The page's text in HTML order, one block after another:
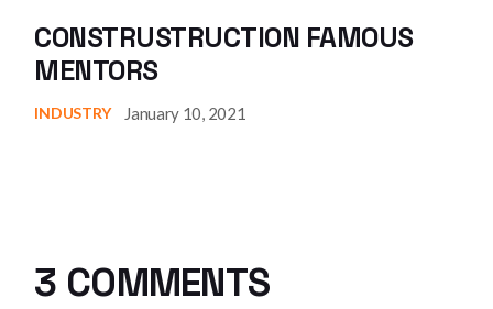
CONSTRUSTRUCTION FAMOUS
MENTORS
INDUSTRY January 10, 2021
3 COMMENTS